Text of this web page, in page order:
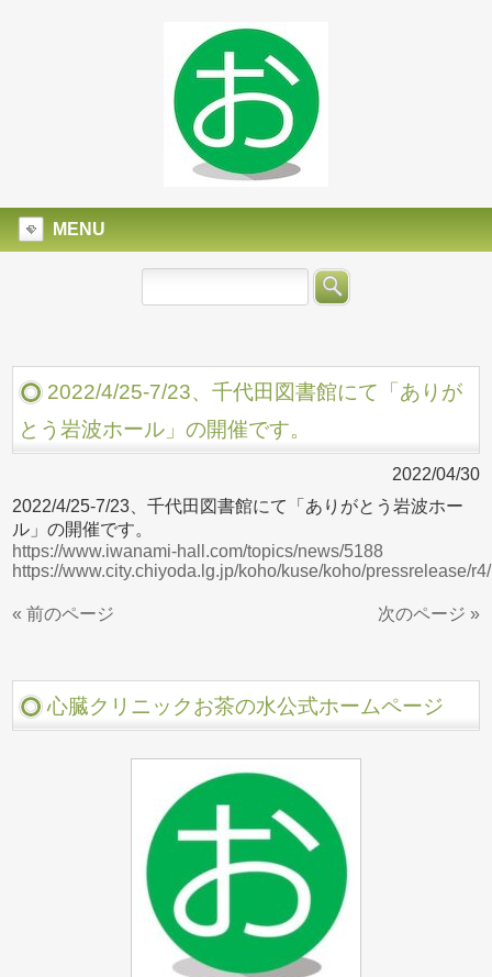
MENU
2022/4/25-7/23、千代田図書館にて「ありが
とう岩波ホール」の開催です。
2022/04/30
2022/4/25-7/23、千代田図書館にて「ありがとう岩波ホー
ル」の開催です。
https://www.iwanami-hall.com/topics/news/5188
https://www.city.chiyoda.lg.jp/koho/kuse/koho/pressrelease/
« 前のページ 次のページ »
心臓クリニックお茶の水公式ホームページ